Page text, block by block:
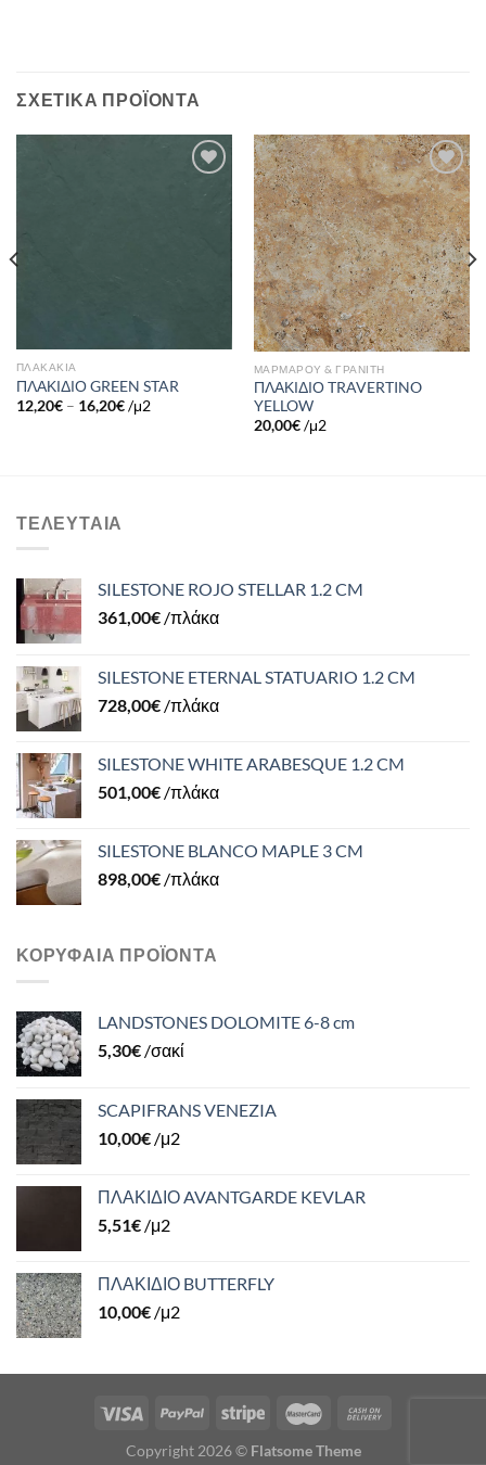
ΣΧΕΤΙΚΆ ΠΡΟΪΌΝΤΑ
ΠΛΑΚΑΚΙΑ
ΠΛΑΚΙΔΙΟ GREEN STAR
12,20€– 16,20€ /μ2
Πρόσθήκη
στην λίστα
επιθυμιών
ΜΑΡΜΑΡΟΥ & ΓΡΑΝΙΤΗ
ΠΛΑΚΙΔΙΟ TRAVERTINO
YELLOW
20,00€ /μ2
ΤΕΛΕΥΤΑΊΑ
SILESTONE ROJO STELLAR 1.2 CM
361,00€ /πλάκα
SILESTONE ETERNAL STATUARIO 1.2 CM
728,00€ /πλάκα
SILESTONE WHITE ARABESQUE 1.2 CM
501,00€ /πλάκα
SILESTONE BLANCO MAPLE 3 CM
898,00€ /πλάκα
ΚΟΡΥΦΑΊΑ ΠΡΟΪΌΝΤΑ
LANDSTONES DOLOMITE 6-8 cm
5,30€ /σακί
SCAPIFRANS VENEZIA
10,00€ /μ2
ΠΛΑΚΙΔΙΟ AVANTGARDE KEVLAR
5,51€ /μ2
ΠΛΑΚΙΔΙΟ BUTTERFLY
10,00€ /μ2
Copyright 2026 © Flatsome Theme